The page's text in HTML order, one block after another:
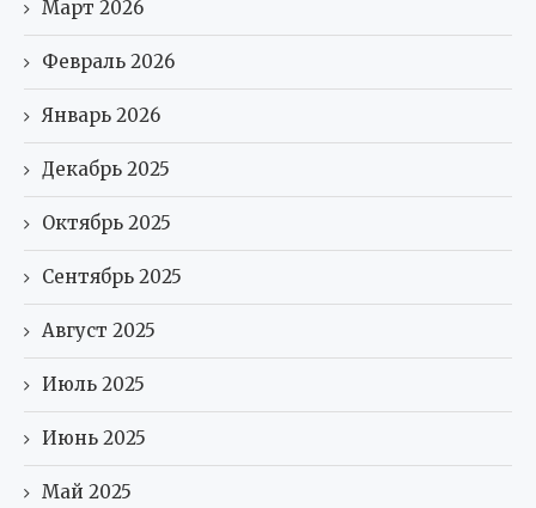
Март 2026
Февраль 2026
Январь 2026
Декабрь 2025
Октябрь 2025
Сентябрь 2025
Август 2025
Июль 2025
Июнь 2025
Май 2025